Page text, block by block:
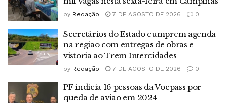
by Redação 7 DE AGOSTO DE 2026 0
Secretários do Estado cumprem agenda
na região com entregas de obras e
vistoria ao Trem Intercidades
by Redação 7 DE AGOSTO DE 2026 0
PF indicia 16 pessoas da Voepass por
queda de avião em 2024